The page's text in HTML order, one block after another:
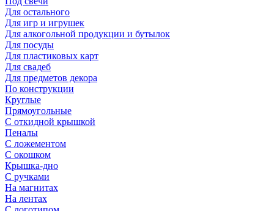
Для остального
Для игр и игрушек
Для алкогольной продукции и бутылок
Для посуды
Для пластиковых карт
Для свадеб
Для предметов декора
По конструкции
Круглые
Прямоугольные
С откидной крышкой
Пеналы
С ложементом
С окошком
Крышка-дно
С ручками
На магнитах
На лентах